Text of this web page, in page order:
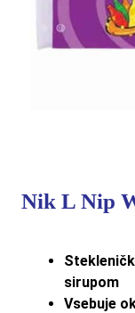
Nik L Nip
sirupom
Vsebuje